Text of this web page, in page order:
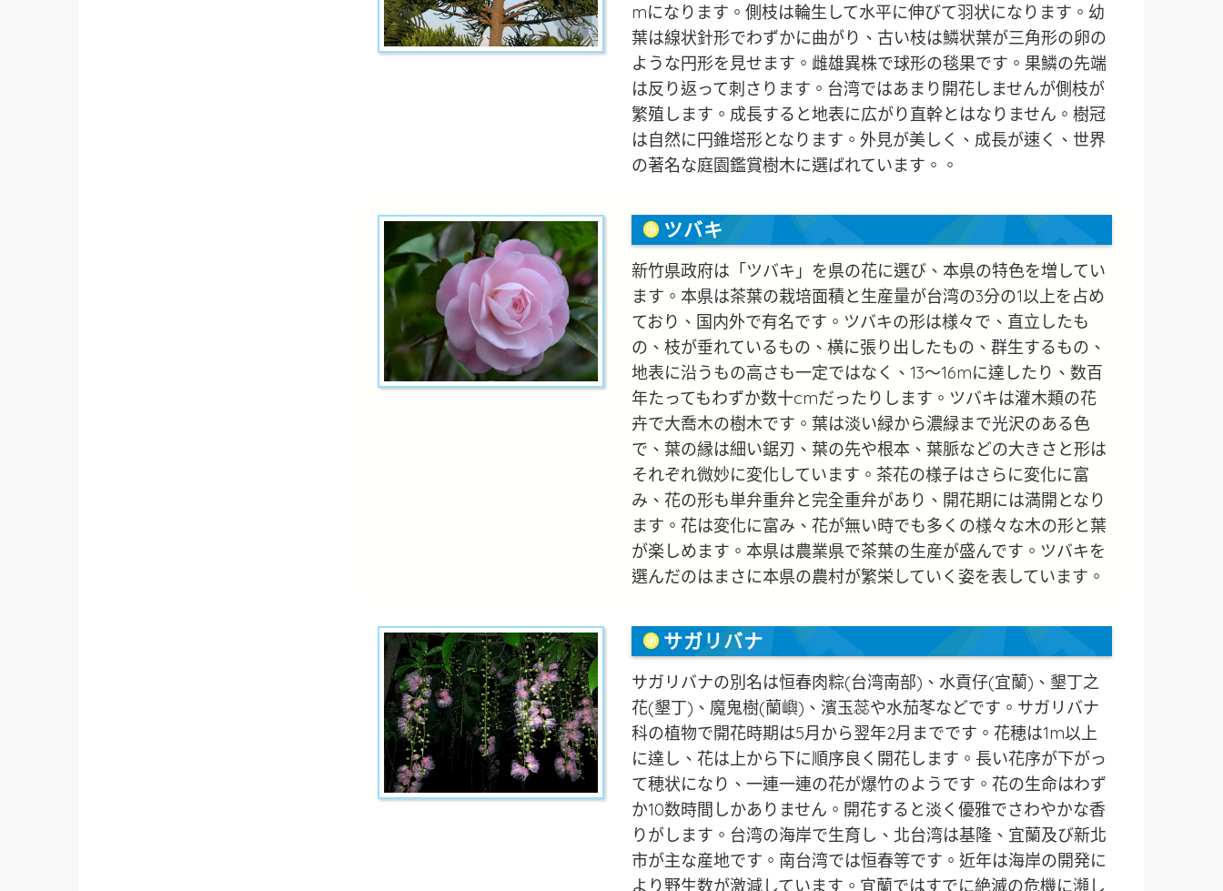
mになります。側枝は輪生して水平に伸びて羽状になります。幼
葉は線状針形でわずかに曲がり、古い枝は鱗状葉が三角形の卵の
ような円形を見せます。雌雄異株で球形の毯果です。果鱗の先端
は反り返って刺さります。台湾ではあまり開花しませんが側枝が
繁殖します。成長すると地表に広がり直幹とはなりません。樹冠
は自然に円錐塔形となります。外見が美しく、成長が速く、世界
の著名な庭園鑑賞樹木に選ばれています。。
ツバキ
新竹県政府は「ツバキ」を県の花に選び、本県の特色を増してい
ます。本県は茶葉の栽培面積と生産量が台湾の3分の1以上を占め
ており、国内外で有名です。ツバキの形は様々で、直立したも
の、枝が垂れているもの、横に張り出したもの、群生するもの、
地表に沿うもの高さも一定ではなく、13～16mに達したり、数百
年たってもわずか数十cmだったりします。ツバキは灌木類の花
卉で大喬木の樹木です。葉は淡い緑から濃緑まで光沢のある色
で、葉の縁は細い鋸刃、葉の先や根本、葉脈などの大きさと形は
それぞれ微妙に変化しています。茶花の様子はさらに変化に富
み、花の形も単弁重弁と完全重弁があり、開花期には満開となり
ます。花は変化に富み、花が無い時でも多くの様々な木の形と葉
が楽しめます。本県は農業県で茶葉の生産が盛んです。ツバキを
選んだのはまさに本県の農村が繁栄していく姿を表しています。
サガリバナ
サガリバナの別名は恒春肉粽(台湾南部)、水貢仔(宜蘭)、墾丁之
花(墾丁)、魔鬼樹(蘭嶼)、濱玉蕊や水茄苳などです。サガリバナ
科の植物で開花時期は5月から翌年2月までです。花穂は1m以上
に達し、花は上から下に順序良く開花します。長い花序が下がっ
て穂状になり、一連一連の花が爆竹のようです。花の生命はわず
か10数時間しかありません。開花すると淡く優雅でさわやかな香
りがします。台湾の海岸で生育し、北台湾は基隆、宜蘭及び新北
市が主な産地です。南台湾では恒春等です。近年は海岸の開発に
より野生数が激減しています。宜蘭ではすでに絶滅の危機に瀕し